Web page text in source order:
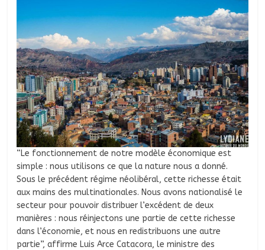
“Le fonctionnement de notre modèle économique est
simple : nous utilisons ce que la nature nous a donné.
Sous le précédent régime néolibéral, cette richesse était
aux mains des multinationales. Nous avons nationalisé le
secteur pour pouvoir distribuer l’excédent de deux
manières : nous réinjectons une partie de cette richesse
dans l’économie, et nous en redistribuons une autre
partie”, affirme Luis Arce Catacora, le ministre des